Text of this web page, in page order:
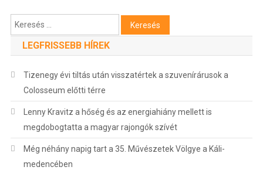
Keresés:
LEGFRISSEBB HÍREK
Tizenegy évi tiltás után visszatértek a szuvenírárusok a
Colosseum előtti térre
Lenny Kravitz a hőség és az energiahiány mellett is
megdobogtatta a magyar rajongók szívét
Még néhány napig tart a 35. Művészetek Völgye a Káli-
medencében